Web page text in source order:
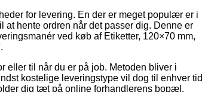
for levering. En der er meget populær er i
hente ordren når det passer dig. Denne er
ved køb af Etiketter, 120×70 mm,
eller til når du er på job. Metoden bliver i
kostelige leveringstype vil dog til enhver tid
dig tæt på online forhandlerens bopæl.